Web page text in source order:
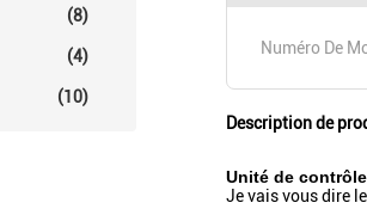
(8)
(4)
(10)
Numéro De
Description de
Unité de
Je vais vous dire